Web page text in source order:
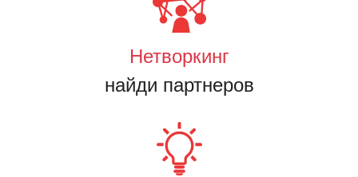
Нетворкинг
найди партнеров